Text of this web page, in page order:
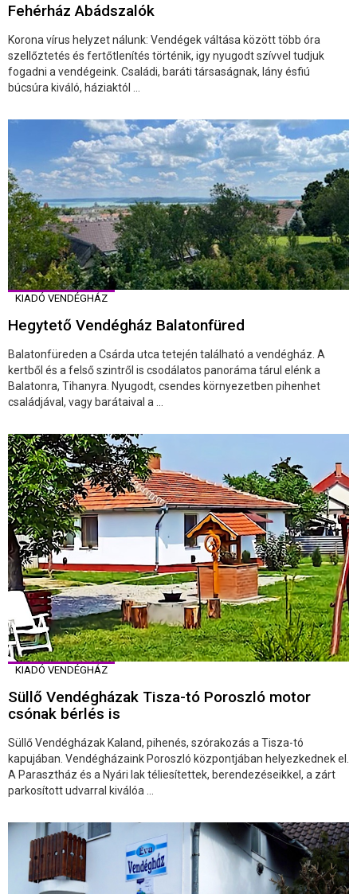
Fehérház Abádszalók
Korona vírus helyzet nálunk: Vendégek váltása között több óra
szellőztetés és fertőtlenítés történik, igy nyugodt szívvel tudjuk
fogadni a vendégeink. Családi, baráti társaságnak, lány ésfiú
búcsúra kiváló, háziaktól ...
KIADÓ VENDÉGHÁZ
Hegytető Vendégház Balatonfüred
Balatonfüreden a Csárda utca tetején található a vendégház. A
kertből és a felső szintről is csodálatos panoráma tárul elénk a
Balatonra, Tihanyra. Nyugodt, csendes környezetben pihenhet
családjával, vagy barátaival a ...
KIADÓ VENDÉGHÁZ
Süllő Vendégházak Tisza-tó Poroszló motor
csónak bérlés is
Süllő Vendégházak Kaland, pihenés, szórakozás a Tisza-tó
kapujában. Vendégházaink Poroszló központjában helyezkednek el.
A Parasztház és a Nyári lak téliesítettek, berendezéseikkel, a zárt
parkosított udvarral kiválóa ...